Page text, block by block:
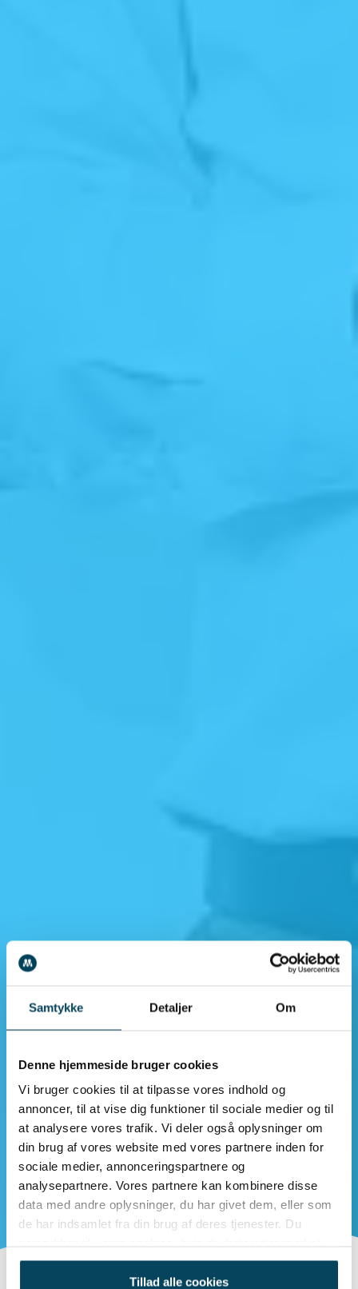
Samtykke Detaljer Om
Denne hjemmeside bruger cookies
Vi bruger cookies til at tilpasse vores indhold og
annoncer, til at vise dig funktioner til sociale medier og til
at analysere vores trafik. Vi deler også oplysninger om
din brug af vores website med vores partnere inden for
sociale medier, annonceringspartnere og
analysepartnere. Vores partnere kan kombinere disse
data med andre oplysninger, du har givet dem, eller som
de har indsamlet fra din brug af deres tjenester. Du
anvende vores hjemmeside.
Tillad alle cookies